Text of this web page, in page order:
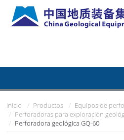
Inicio Productos
Equipos de
Perforadoras para exploración
Perforadora geológica GQ-60